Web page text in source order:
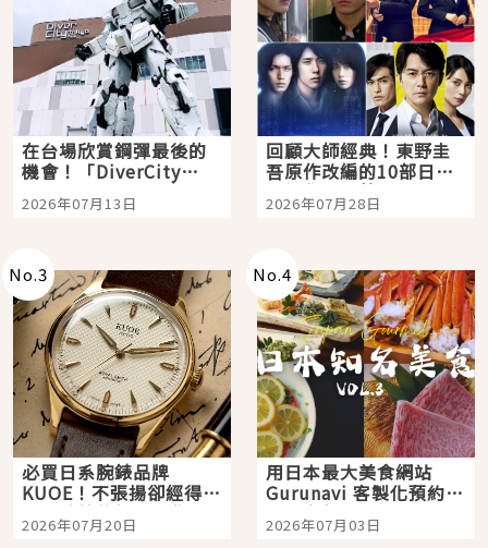
在台場欣賞鋼彈最後的
機會！「DiverCity
Tokyo Plaza」搭船、
購物、美食及夜景，一
2026年07月13日
回顧大師經典！東野圭
吾原作改編的10部日本
影視作品推薦
2026年07月28日
No.3
必買日系腕錶品牌
KUOE！不張揚卻經得起
時間洗鍊的經典之作五
選
2026年07月20日
No.4
用日本最大美食網站
Gurunavi 客製化預約九
大都市餐廳，打造專屬
美食體驗！
2026年07月03日